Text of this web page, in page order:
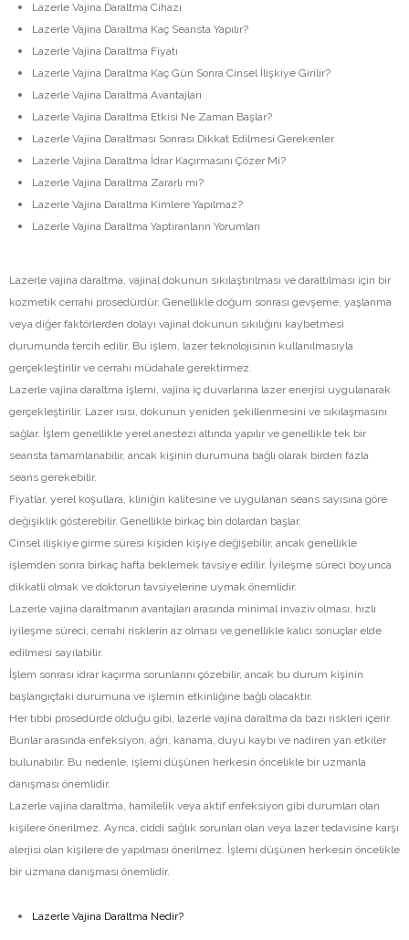
Lazerle Vajina Daraltma Cihazı
Lazerle Vajina Daraltma Kaç Seansta Yapılır?
Lazerle Vajina Daraltma Fiyatı
Lazerle Vajina Daraltma Kaç Gün Sonra Cinsel İlişkiye Girilir?
Lazerle Vajina Daraltma Avantajları
Lazerle Vajina Daraltma Etkisi Ne Zaman Başlar?
Lazerle Vajina Daraltması Sonrası Dikkat Edilmesi Gerekenler
Lazerle Vajina Daraltma İdrar Kaçırmasını Çözer Mi?
Lazerle Vajina Daraltma Zararlı mı?
Lazerle Vajina Daraltma Kimlere Yapılmaz?
Lazerle Vajina Daraltma Yaptıranların Yorumları
Lazerle vajina daraltma, vajinal dokunun sıkılaştırılması ve daraltılması için bir
kozmetik cerrahi prosedürdür. Genellikle doğum sonrası gevşeme, yaşlanma
veya diğer faktörlerden dolayı vajinal dokunun sıkılığını kaybetmesi
durumunda tercih edilir. Bu işlem, lazer teknolojisinin kullanılmasıyla
gerçekleştirilir ve cerrahi müdahale gerektirmez.
Lazerle vajina daraltma işlemi, vajina iç duvarlarına lazer enerjisi uygulanarak
gerçekleştirilir. Lazer ısısı, dokunun yeniden şekillenmesini ve sıkılaşmasını
sağlar. İşlem genellikle yerel anestezi altında yapılır ve genellikle tek bir
seansta tamamlanabilir, ancak kişinin durumuna bağlı olarak birden fazla
seans gerekebilir.
Fiyatlar, yerel koşullara, kliniğin kalitesine ve uygulanan seans sayısına göre
değişiklik gösterebilir. Genellikle birkaç bin dolardan başlar.
Cinsel ilişkiye girme süresi kişiden kişiye değişebilir, ancak genellikle
işlemden sonra birkaç hafta beklemek tavsiye edilir. İyileşme süreci boyunca
dikkatli olmak ve doktorun tavsiyelerine uymak önemlidir.
Lazerle vajina daraltmanın avantajları arasında minimal invaziv olması, hızlı
iyileşme süreci, cerrahi risklerin az olması ve genellikle kalıcı sonuçlar elde
edilmesi sayılabilir.
İşlem sonrası idrar kaçırma sorunlarını çözebilir, ancak bu durum kişinin
başlangıçtaki durumuna ve işlemin etkinliğine bağlı olacaktır.
Her tıbbi prosedürde olduğu gibi, lazerle vajina daraltma da bazı riskleri içerir.
Bunlar arasında enfeksiyon, ağrı, kanama, duyu kaybı ve nadiren yan etkiler
bulunabilir. Bu nedenle, işlemi düşünen herkesin öncelikle bir uzmanla
danışması önemlidir.
Lazerle vajina daraltma, hamilelik veya aktif enfeksiyon gibi durumları olan
kişilere önerilmez. Ayrıca, ciddi sağlık sorunları olan veya lazer tedavisine karşı
alerjisi olan kişilere de yapılması önerilmez. İşlemi düşünen herkesin öncelikle
bir uzmana danışması önemlidir.
Lazerle Vajina Daraltma Nedir?